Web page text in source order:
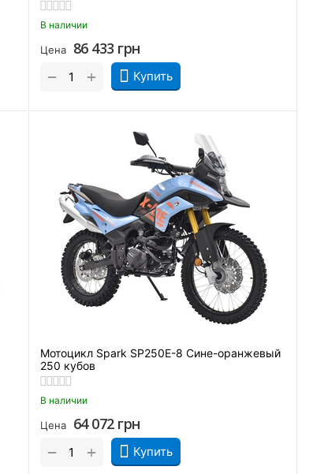
В наличии
Цена 86 433 грн
Купить
+
−
Мотоцикл Spark SP250E-8 Сине-оранжевый
250 кубов
В наличии
Цена 64 072 грн
Купить
+
−